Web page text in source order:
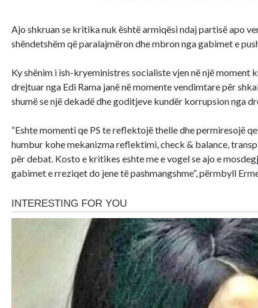
Ajo shkruan se kritika nuk është armiqësi ndaj partisë apo
shëndetshëm që paralajmëron dhe mbron nga gabimet e
Ky shënim i ish-kryeministres socialiste vjen në një moment
drejtuar nga Edi Rama janë në momente vendimtare për
shumë se një dekadë dhe goditjeve kundër korrupsion nga
“Eshte momenti qe PS te reflektojë thelle dhe permiresojë
humbur kohe mekanizma reflektimi, check & balance,
për debat. Kosto e kritikes eshte me e vogel se ajo e
gabimet e rreziqet do jene të pashmangshme“, përmbyll